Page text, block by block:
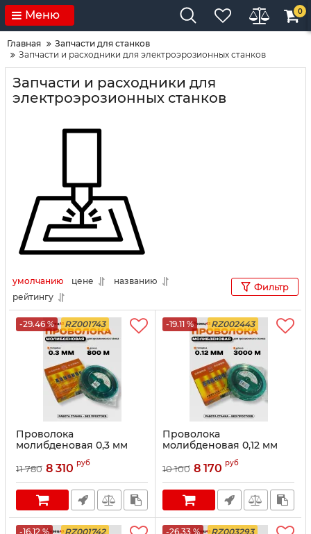
Меню 0
Главная
Запчасти для станков
Запчасти и расходники для электроэрозионных станков
Запчасти и расходники для
электроэрозионных станков
умолчанию цене
названию
рейтингу
Фильтр
-29.46 % RZ001743
Проволока
молибденовая 0,3 мм
800 м Оранжевая
11 780 8 310 руб
-19.11 % RZ002443
Проволока
молибденовая 0,12 мм
3000 м Оранжевая
10 100 8 170 руб
-16.12 % RZ001742 -26.33 % RZ003293